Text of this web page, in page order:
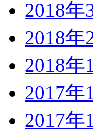
2018年
2018年
2018年
2017年
2017年